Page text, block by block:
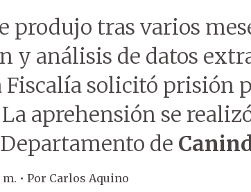
produjo tras varios
y análisis de datos
Fiscalía solicitó prisión
aprehensión se
de
• Por Carlos Aquino